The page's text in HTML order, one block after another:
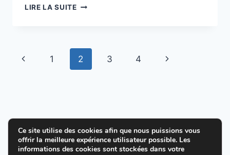
LIRE LA SUITEÉPISODE
SON
ENFANT
FACE
Navigation
Page
1 2 3 4
Page
© 2026 Cultiver la joie en Dieu - Thème
Ce site utilise des cookies afin que nous puissions vous
offrir la meilleure expérience utilisateur possible. Les
informations des cookies sont stockées dans votre